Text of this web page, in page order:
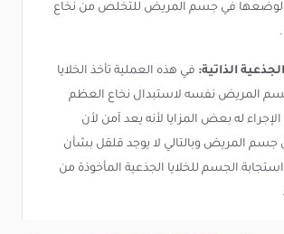
لوضعها في جسم المريض للتخلص من نخاع
الذاتية: في هذه العملية تأخذ الخلايا
المريض نفسه لاستبدال نخاع العظم
له بعض المزايا لأنه يعد آمن لأن
جسم المريض وبالتالي لا يوجد قلقل بشأن
الجسم للخلايا الجذعية المأخوذة من